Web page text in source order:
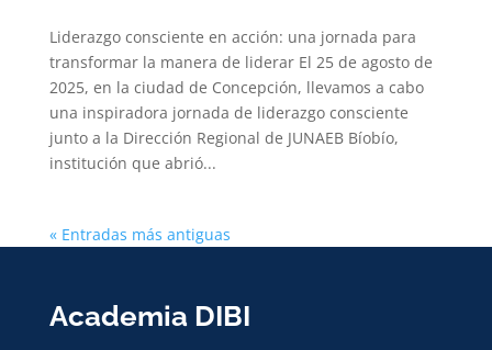
Liderazgo consciente en acción: una jornada para
transformar la manera de liderar El 25 de agosto de
2025, en la ciudad de Concepción, llevamos a cabo
una inspiradora jornada de liderazgo consciente
junto a la Dirección Regional de JUNAEB Bíobío,
institución que abrió...
« Entradas más antiguas
Academia DIBI